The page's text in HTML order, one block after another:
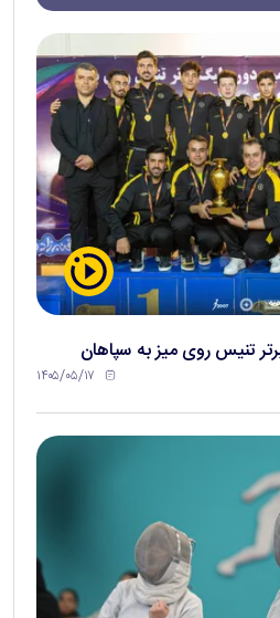
تنیس روی میز به سپاهان
۱۴۰۵/۰۵/۱۷